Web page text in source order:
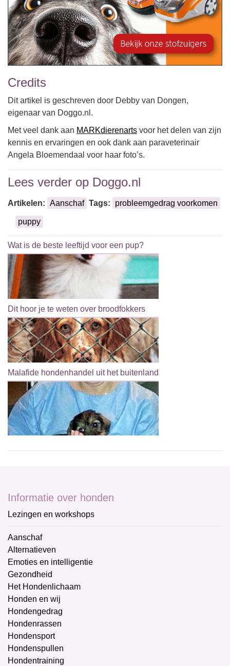
Credits
Dit artikel is geschreven door Debby van Dongen,
eigenaar van Doggo.nl.
Met veel dank aan MARKdierenarts voor het delen van zijn
kennis en ervaringen en ook dank aan paraveterinair
Angela Bloemendaal voor haar foto’s.
Lees verder op Doggo.nl
Artikelen: Aanschaf Tags: probleemgedrag voorkomen
puppy
Wat is de beste leeftijd voor een pup?
Dit hoor je te weten over broodfokkers
Malafide hondenhandel uit het buitenland
Informatie over honden
Lezingen en workshops
Aanschaf
Alternatieven
Emoties en intelligentie
Gezondheid
Het Hondenlichaam
Honden en wij
Hondengedrag
Hondenrassen
Hondensport
Hondenspullen
Hondentraining